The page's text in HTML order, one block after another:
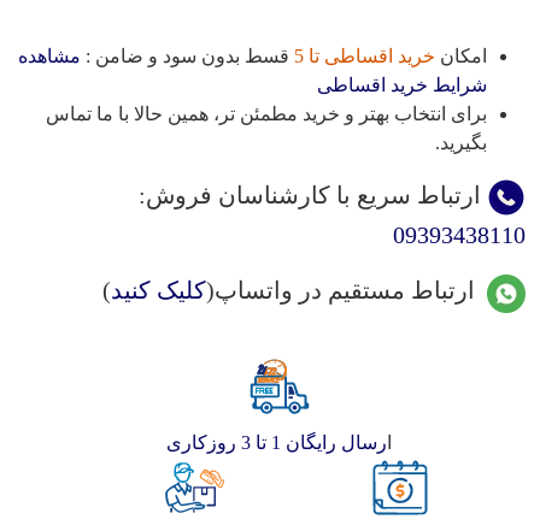
امکان خرید اقساطی تا 5 قسط بدون سود و ضامن : مشاهده
شرایط خرید اقساطی
برای انتخاب بهتر و خرید مطمئن تر، همین حالا با ما تماس
بگیرید.
ارتباط سریع با کارشناسان فروش:
09393438110
ارتباط مستقیم در واتساپ(کلیک کنید)
رسال رایگان 1 تا 3 روزکاری